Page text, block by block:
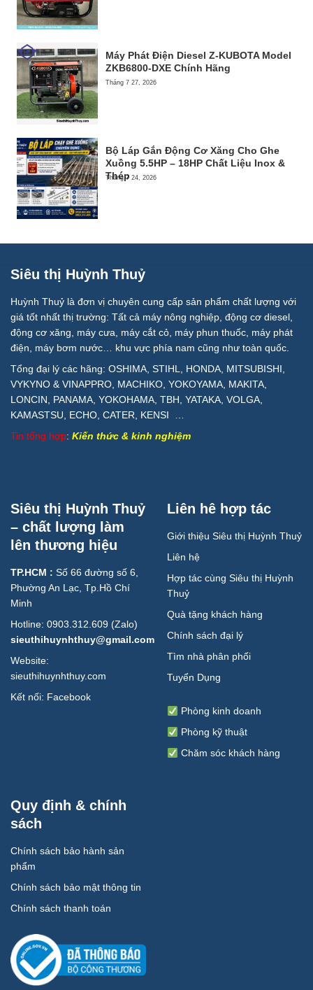
Máy Phát Điện Diesel Z-KUBOTA Model
ZKB6800-DXE Chính Hãng
Tháng 7 27, 2026
Bộ Láp Gắn Động Cơ Xăng Cho Ghe
Xuồng 5.5HP – 18HP Chất Liệu Inox &
Thép
Tháng 7 24, 2026
Siêu thị Huỳnh Thuỷ
Huỳnh Thuỷ là đơn vị chuyên cung cấp sản phẩm chất lượng với
giá tốt nhất thị trường: Tất cả máy nông nghiệp, động cơ diesel,
động cơ xăng, máy cưa, máy cắt cỏ, máy phun thuốc, máy phát
điện, máy bơm nước… khu vực phía nam cũng như toàn quốc.
Tổng đại lý các hãng: OSHIMA, STIHL, HONDA, MITSUBISHI,
VYKYNO & VINAPPRO, MACHIKO, YOKOYAMA, MAKITA,
LONCIN, PANAMA, YOKOHAMA, TBH, YATAKA, VOLGA,
KAMASTSU, ECHO, CATER, KENSI …
Tin tổng hợp: Kiến thức & kinh nghiệm
Siêu thị Huỳnh Thuỷ
– chất lượng làm
lên thương hiệu
TP.HCM : Số 66 đường số 6,
Phường An Lạc, Tp.Hồ Chí
Minh
Hotline: 0903.312.609 (Zalo)
sieuthihuynhthuy@gmail.com
Website:
sieuthihuynhthuy.com
Kết nối: Facebook
Liên hê hợp tác
Giới thiệu Siêu thị Huỳnh Thuỷ
Liên hệ
Hợp tác cùng Siêu thị Huỳnh
Thuỷ
Quà tặng khách hàng
Chính sách đại lý
Tìm nhà phân phối
Tuyển Dụng
Phòng kinh doanh
Phòng kỹ thuật
Chăm sóc khách hàng
Quy định & chính
sách
Chính sách bảo hành sản
phẩm
Chính sách bảo mật thông tin
Chính sách thanh toán